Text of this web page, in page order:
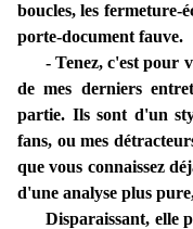
boucles, les fermeture-
porte-document fauve.
- Tenez, c'est pour
de mes derniers
partie. Ils sont d'un
fans, ou mes
que vous connaissez
d'une analyse plus
Disparaissant, elle